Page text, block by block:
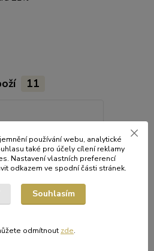
11
používání webu, analytické
také pro účely cílení reklamy
Nastavení vlastních preferencí
odkazem ve spodní části stránek.
Souhlasím
odmítnout zde.